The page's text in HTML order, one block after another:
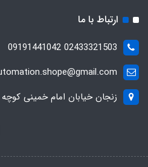
ارتباط با ما
02433321503 09191441042
زنجان خیابان امام خمینی کوچه